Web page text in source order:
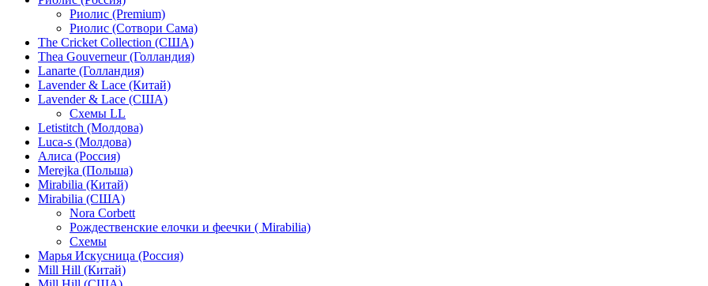
Риолис (Premium)
Риолис (Сотвори Сама)
The Cricket Collection (США)
Thea Gouverneur (Голландия)
Lanarte (Голландия)
Lavender & Lace (Китай)
Lavender & Lace (США)
Схемы LL
Letistitch (Молдова)
Luca-s (Молдова)
Алиса (Россия)
Merejka (Польша)
Mirabilia (Китай)
Mirabilia (США)
Nora Corbett
Рождественские елочки и феечки ( Mirabilia)
Схемы
Марья Искусница (Россия)
Mill Hill (Китай)